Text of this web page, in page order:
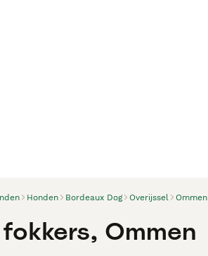
Honden Bordeaux Dog Overijssel Ommen
Ommen